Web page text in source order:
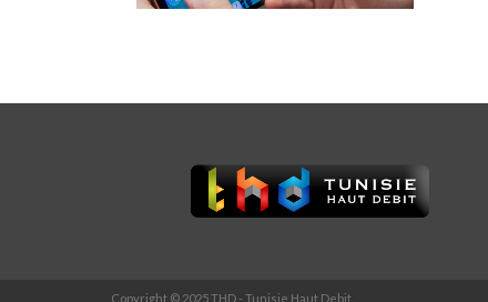
Copyright © 2025 THD - Tunisie Haut Debit.